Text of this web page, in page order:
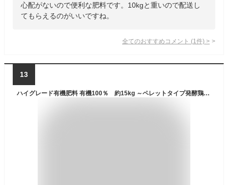
心配がないので便利な肥料です。10kgと重いので配送し
てもらえるのがいいですね。
全てのおすすめコメント (1 件) >
13
ハイグレード有機肥料 有機100％ 約15kg ～ペレットタイプ発酵鶏糞 鶏ふん園芸有機肥料